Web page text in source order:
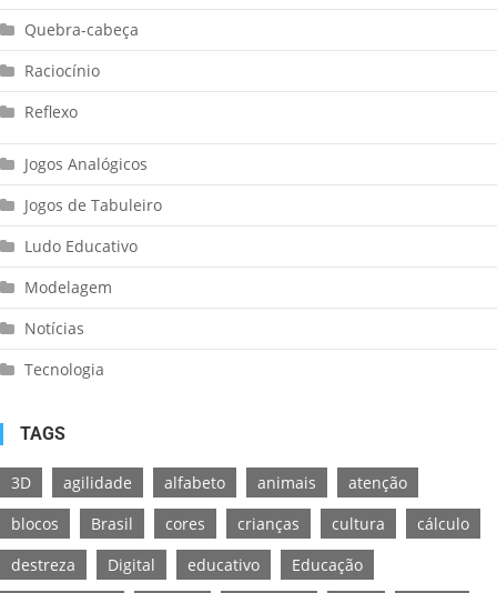
Quebra-cabeça
Raciocínio
Reflexo
Jogos Analógicos
Jogos de Tabuleiro
Ludo Educativo
Modelagem
Notícias
Tecnologia
TAGS
3D agilidade alfabeto animais
atenção
blocos
Brasil cores crianças cultura
cálculo
destreza
Digital educativo
Educação